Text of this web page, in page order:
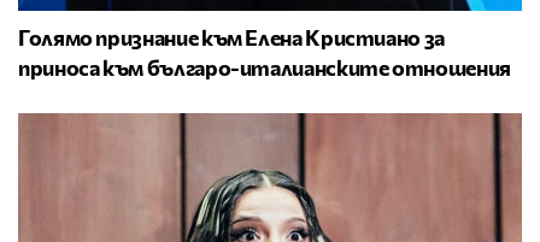
Голямо признание към Елена Кристиано за
приноса към българо-италианските отношения